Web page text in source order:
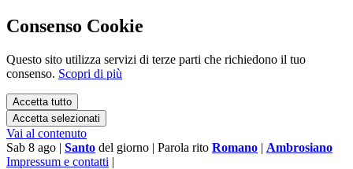
Consenso Cookie
Questo sito utilizza servizi di terze parti che richiedono il tuo
consenso. Scopri di più
Accetta tutto
Accetta selezionati
Vai al contenuto
Sab 8 ago | Santo del giorno | Parola rito Romano | Ambrosiano
Impressum e contatti |